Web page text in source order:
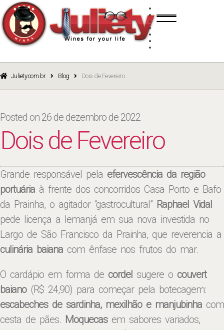
navigation
content
BRANCO
ROSÉ
Juliety.com.br Blog Dois de Fevereiro
Posted on 26 de dezembro de 2022
Dois de Fevereiro
Grande responsável pela efervescência da região
portuária à frente dos concorridos Casa Porto e Bafo
da Prainha, o agitador “gastrocultural” Raphael Vidal
pede licença a Iemanjá em sua nova investida no
Largo de São Francisco da Prainha, que reverencia a
culinária baiana com ênfase nos frutos do mar.
O cardápio em forma de cordel sugere o couvert
baiano(R$ 24,90) para começar pela botecagem:
escabeches de sardinha, mexilhão e manjubinha com
cesta de pães. Moquecasem sabores variados,